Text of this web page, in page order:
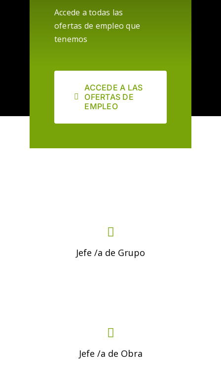
Accede a todas las
ofertas de empleo que
tenemos
ACCEDE A LAS
OFERTAS DE
EMPLEO
Jefe /a de Grupo
Jefe /a de Obra